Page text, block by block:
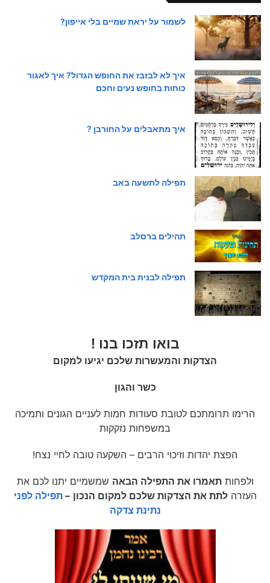
לשמור על יראת שמיים בלי אייפון?
איך לא לבזבז את החופש הגדול? איך לאגור
כוחות בחופש נעים וחכם
איך מתאבלים על החורבן ?
תפילה לתשעה באב
תהילים ברסלב
תפילה לבנית בית המקדש
בואו תזכו בנו !
הצדקות והמעשרות שלכם יגיעו למקום
כשר והגון
הרימו תרומתכם לטובת סעודות חמות לעניים הגונים ותמיכה
במשפחות נזקקות
הפצת יהדות וזיכוי הרבים – השקעה טובה לחיי נצח!
ולפחותתאמרו את התפילה הבאה שמשמיים יתנו לכם את
העזרהלתת את הצדקות שלכם למקום הנכון –תפילה לפני
נתינת צדקה